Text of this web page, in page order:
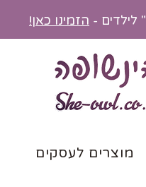
" לילדים - הזמינו כאן!
מוצרים לעסקים